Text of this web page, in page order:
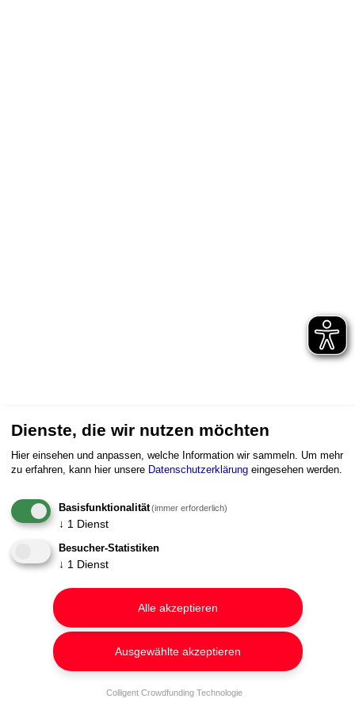
Dienste, die wir nutzen möchten
Hier einsehen und anpassen, welche Information wir sammeln. Um mehr
zu erfahren, kann hier unsere Datenschutzerklärung eingesehen werden.
Basisfunktionalität(immer erforderlich)
↓ 1 Dienst
Besucher-Statistiken
↓ 1 Dienst
Ausgewählte akzeptieren
Alle akzeptieren
Colligent Crowdfunding Technologie